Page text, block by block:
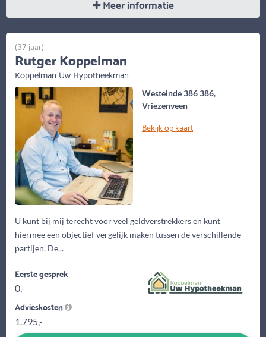
Meer informatie
Westeinde 386 386,
Vriezenveen
Bekijk op kaart
U kunt bij mij terecht voor veel geldverstrekkers en kunt
hiermee een objectief vergelijk maken tussen de verschillende
partijen. De...
(37 jaar)
Rutger Koppelman
Koppelman Uw Hypotheekman
Eerste gesprek
0,-
Advieskosten
1.795,-